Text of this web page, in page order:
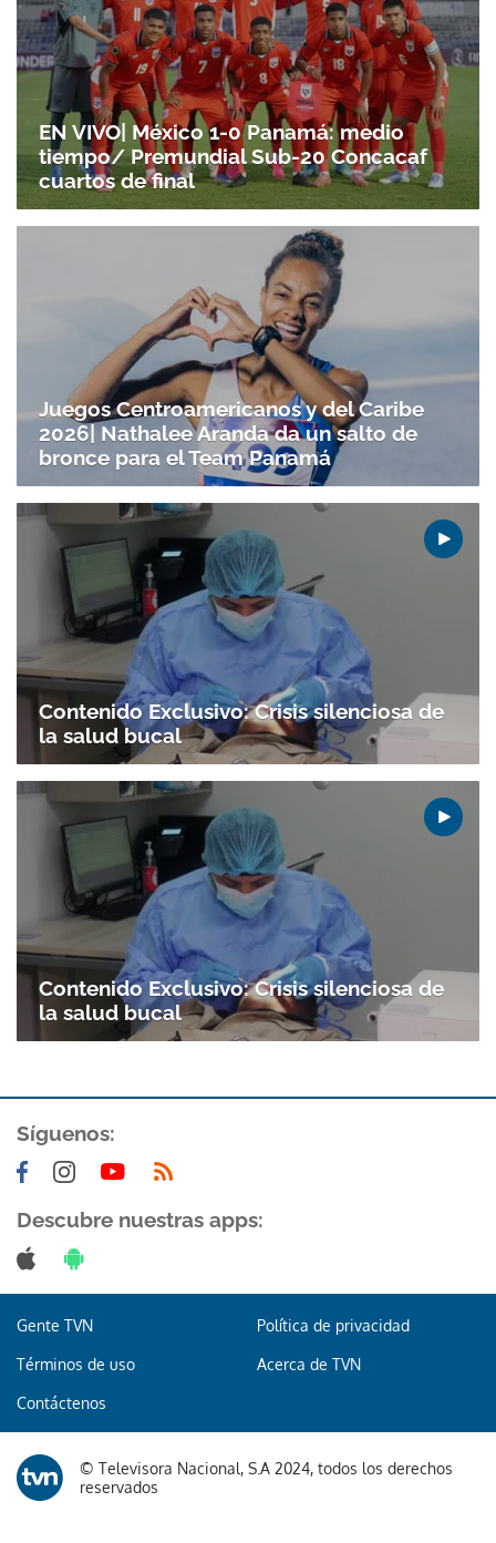
Gracias por suscribirte a nuestro boletín.
EN VIVO| México 1-0 Panamá: medio
tiempo/ Premundial Sub-20 Concacaf
cuartos de final
Juegos Centroamericanos y del Caribe
2026| Nathalee Aranda da un salto de
bronce para el Team Panamá
Contenido Exclusivo: Crisis silenciosa de
la salud bucal
Contenido Exclusivo: Crisis silenciosa de
la salud bucal
Síguenos:
Descubre nuestras apps:
Gente TVN Política de privacidad
Términos de uso Acerca de TVN
Contáctenos
© Televisora Nacional, S.A 2024, todos los derechos
reservados